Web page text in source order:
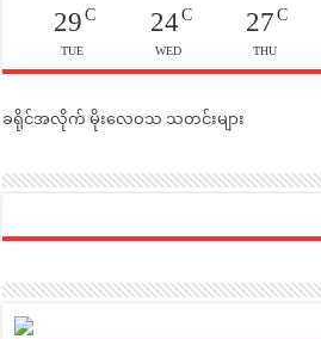
29C
TUE
24C
WED
27 C
THU
ခရိုင်အလိုက် မိုးလေဝသ သတင်းများ